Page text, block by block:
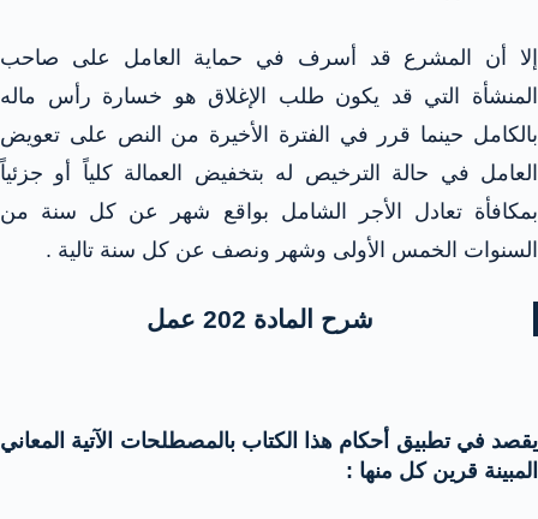
إلا أن المشرع قد أسرف في حماية العامل على صاحب
المنشأة التي قد يكون طلب الإغلاق هو خسارة رأس ماله
بالكامل حينما قرر في الفترة الأخيرة من النص على تعويض
العامل في حالة الترخيص له بتخفيض العمالة كلياً أو جزئياً
بمكافأة تعادل الأجر الشامل بواقع شهر عن كل سنة من
السنوات الخمس الأولى وشهر ونصف عن كل سنة تالية .
شرح المادة 202 عمل
يقصد في تطبيق أحكام هذا الكتاب بالمصطلحات الآتية المعاني
المبينة قرين كل منها :